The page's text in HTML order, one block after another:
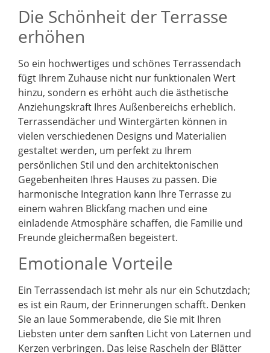
Die Schönheit der Terrasse
erhöhen
So ein hochwertiges und schönes Terrassendach
fügt Ihrem Zuhause nicht nur funktionalen Wert
hinzu, sondern es erhöht auch die ästhetische
Anziehungskraft Ihres Außenbereichs erheblich.
Terrassendächer und Wintergärten können in
vielen verschiedenen Designs und Materialien
gestaltet werden, um perfekt zu Ihrem
persönlichen Stil und den architektonischen
Gegebenheiten Ihres Hauses zu passen. Die
harmonische Integration kann Ihre Terrasse zu
einem wahren Blickfang machen und eine
einladende Atmosphäre schaffen, die Familie und
Freunde gleichermaßen begeistert.
Emotionale Vorteile
Ein Terrassendach ist mehr als nur ein Schutzdach;
es ist ein Raum, der Erinnerungen schafft. Denken
Sie an laue Sommerabende, die Sie mit Ihren
Liebsten unter dem sanften Licht von Laternen und
Kerzen verbringen. Das leise Rascheln der Blätter